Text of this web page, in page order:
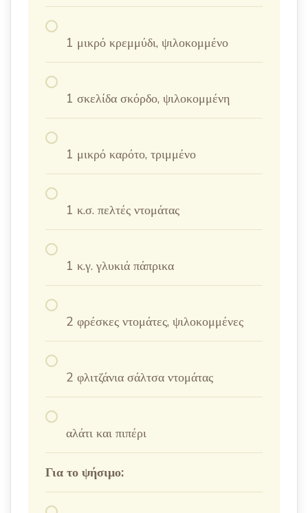
1 μικρό κρεμμύδι, ψιλοκομμένο
1 σκελίδα σκόρδο, ψιλοκομμένη
1 μικρό καρότο, τριμμένο
1 κ.σ. πελτές ντομάτας
1 κ.γ. γλυκιά πάπρικα
2 φρέσκες ντομάτες, ψιλοκομμένες
2 φλιτζάνια σάλτσα ντομάτας
αλάτι και πιπέρι
Για το ψήσιμο: